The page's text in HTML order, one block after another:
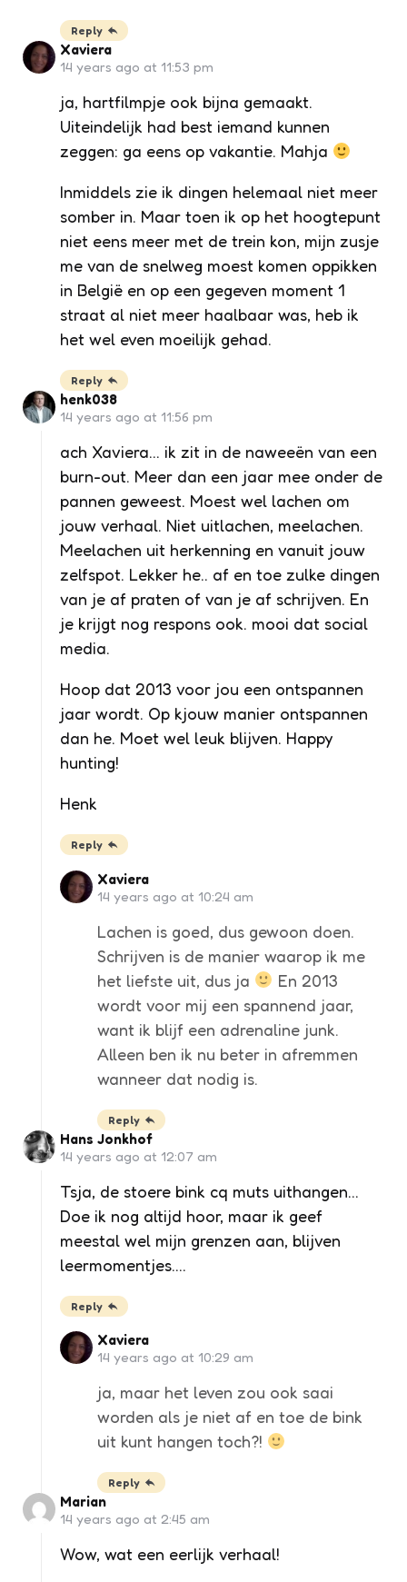
Reply
Xaviera
14 years ago at 11:53 pm
ja, hartfilmpje ook bijna gemaakt.
Uiteindelijk had best iemand kunnen
zeggen: ga eens op vakantie. Mahja
Inmiddels zie ik dingen helemaal niet meer
somber in. Maar toen ik op het hoogtepunt
niet eens meer met de trein kon, mijn zusje
me van de snelweg moest komen oppikken
in België en op een gegeven moment 1
straat al niet meer haalbaar was, heb ik
het wel even moeilijk gehad.
Reply
henk038
14 years ago at 11:56 pm
ach Xaviera… ik zit in de naweeën van een
burn-out. Meer dan een jaar mee onder de
pannen geweest. Moest wel lachen om
jouw verhaal. Niet uitlachen, meelachen.
Meelachen uit herkenning en vanuit jouw
zelfspot. Lekker he.. af en toe zulke dingen
van je af praten of van je af schrijven. En
je krijgt nog respons ook. mooi dat social
media.
Hoop dat 2013 voor jou een ontspannen
jaar wordt. Op kjouw manier ontspannen
dan he. Moet wel leuk blijven. Happy
hunting!
Henk
Reply
Xaviera
14 years ago at 10:24 am
Lachen is goed, dus gewoon doen.
Schrijven is de manier waarop ik me
het liefste uit, dus ja
En 2013
wordt voor mij een spannend jaar,
want ik blijf een adrenaline junk.
Alleen ben ik nu beter in afremmen
wanneer dat nodig is.
Reply
Hans Jonkhof
14 years ago at 12:07 am
Tsja, de stoere bink cq muts uithangen…
Doe ik nog altijd hoor, maar ik geef
meestal wel mijn grenzen aan, blijven
leermomentjes….
Reply
Xaviera
14 years ago at 10:29 am
ja, maar het leven zou ook saai
worden als je niet af en toe de bink
uit kunt hangen toch?!
Reply
Marian
14 years ago at 2:45 am
Wow, wat een eerlijk verhaal!